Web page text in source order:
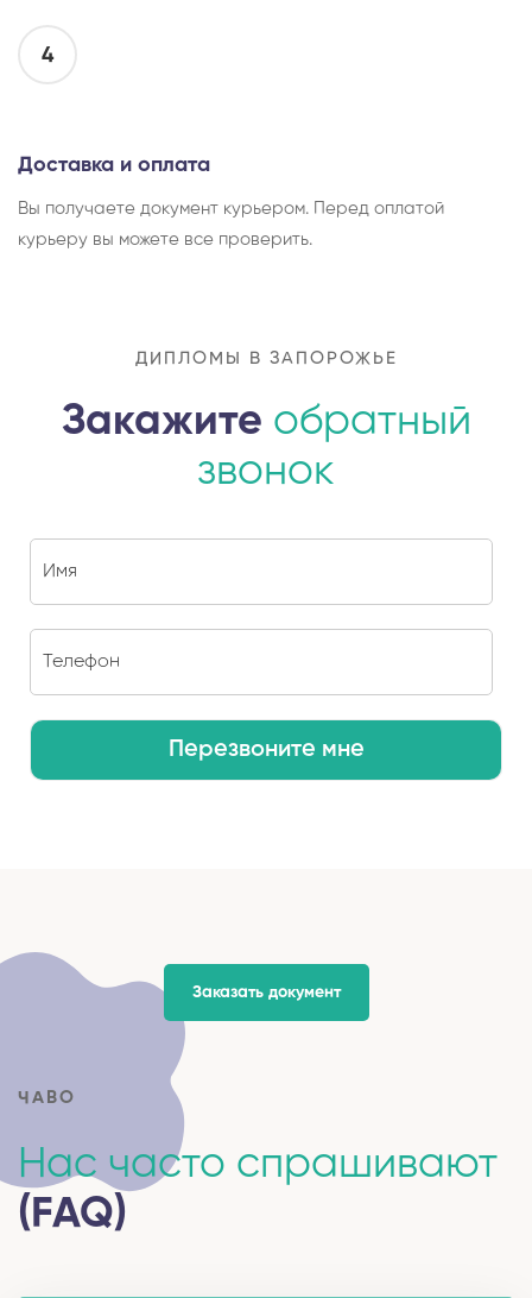
4
Доставка и оплата
Вы получаете документ курьером. Перед оплатой
курьеру вы можете все проверить.
ДИПЛОМЫ В ЗАПОРОЖЬЕ
Закажите обратный
звонок
Перезвоните мне
Заказать документ
ЧАВО
Нас часто спрашивают
(FAQ)